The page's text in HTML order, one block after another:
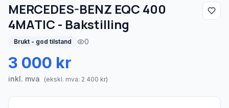
MERCEDES-BENZ EQC 400
4MATIC - Bakstilling
Brukt - god tilstand 0
3 000 kr
inkl. mva (ekskl. mva: 2 400 kr)